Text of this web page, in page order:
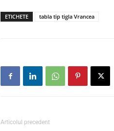
ETICHETE tabla tip tigla Vrancea
Articolul precedent